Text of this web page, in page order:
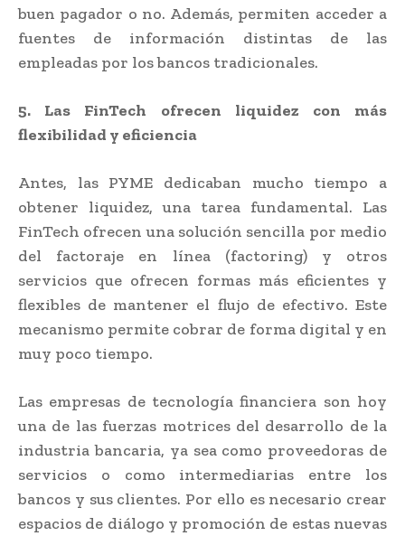
buen pagador o no. Además, permiten acceder a
fuentes de información distintas de las
empleadas por los bancos tradicionales.
5. Las FinTech ofrecen liquidez con más
flexibilidad y eficiencia
Antes, las PYME dedicaban mucho tiempo a
obtener liquidez, una tarea fundamental. Las
FinTech ofrecen una solución sencilla por medio
del factoraje en línea (factoring) y otros
servicios que ofrecen formas más eficientes y
flexibles de mantener el flujo de efectivo. Este
mecanismo permite cobrar de forma digital y en
muy poco tiempo.
Las empresas de tecnología financiera son hoy
una de las fuerzas motrices del desarrollo de la
industria bancaria, ya sea como proveedoras de
servicios o como intermediarias entre los
bancos y sus clientes. Por ello es necesario crear
espacios de diálogo y promoción de estas nuevas